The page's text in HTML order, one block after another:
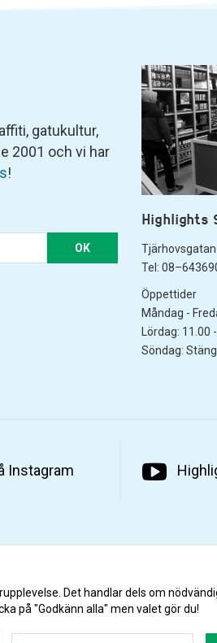
gatukultur,
2001 och vi har
!
OK
Highlights
Tel:
Öppettider
Måndag -
Lördag: 11.00
Söndag:
Instagram
Det handlar dels om
på "Godkänn alla" men valet gör du!